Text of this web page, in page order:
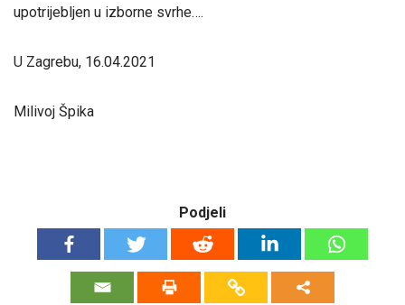
upotrijebljen u izborne svrhe….
U Zagrebu, 16.04.2021
Milivoj Špika
Podjeli